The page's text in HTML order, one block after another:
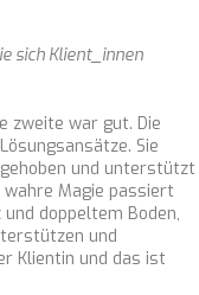
sich Klient_innen
zweite war gut. Die
Sie
und unterstützt
wahre Magie passiert
doppeltem Boden,
und
Klientin und das ist